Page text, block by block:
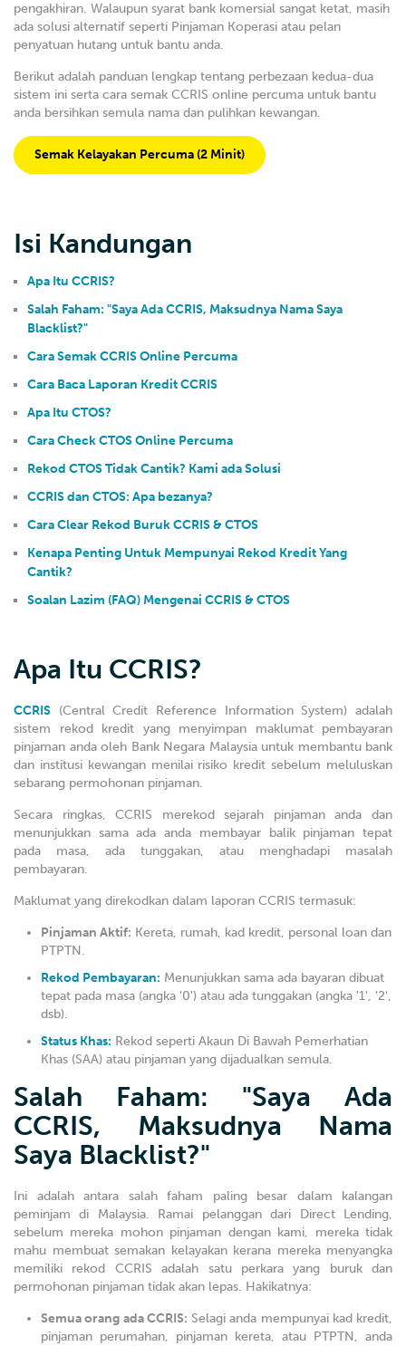
pengakhiran. Walaupun syarat bank komersial sangat ketat, masih
ada solusi alternatif seperti Pinjaman Koperasi atau pelan
penyatuan hutang untuk bantu anda.
Berikut adalah panduan lengkap tentang perbezaan kedua-dua
sistem ini serta cara semak CCRIS online percuma untuk bantu
anda bersihkan semula nama dan pulihkan kewangan.
Semak Kelayakan Percuma (2 Minit)
Isi Kandungan
Apa Itu CCRIS?
Salah Faham: "Saya Ada CCRIS, Maksudnya Nama Saya
Blacklist?"
Cara Semak CCRIS Online Percuma
Cara Baca Laporan Kredit CCRIS
Apa Itu CTOS?
Cara Check CTOS Online Percuma
Rekod CTOS Tidak Cantik? Kami ada Solusi
CCRIS dan CTOS: Apa bezanya?
Cara Clear Rekod Buruk CCRIS & CTOS
Kenapa Penting Untuk Mempunyai Rekod Kredit Yang
Cantik?
Soalan Lazim (FAQ) Mengenai CCRIS & CTOS
Apa Itu CCRIS?
CCRIS (Central Credit Reference Information System) adalah
sistem rekod kredit yang menyimpan maklumat pembayaran
pinjaman anda oleh Bank Negara Malaysia untuk membantu bank
dan institusi kewangan menilai risiko kredit sebelum meluluskan
sebarang permohonan pinjaman.
Secara ringkas, CCRIS merekod sejarah pinjaman anda dan
menunjukkan sama ada anda membayar balik pinjaman tepat
pada masa, ada tunggakan, atau menghadapi masalah
pembayaran.
Maklumat yang direkodkan dalam laporan CCRIS termasuk:
Pinjaman Aktif: Kereta, rumah, kad kredit, personal loan dan
PTPTN.
Rekod Pembayaran: Menunjukkan sama ada bayaran dibuat
tepat pada masa (angka '0') atau ada tunggakan (angka '1', '2',
dsb).
Status Khas: Rekod seperti Akaun Di Bawah Pemerhatian
Khas (SAA) atau pinjaman yang dijadualkan semula.
Salah Faham: "Saya Ada
CCRIS, Maksudnya Nama
Saya Blacklist?"
Ini adalah antara salah faham paling besar dalam kalangan
peminjam di Malaysia. Ramai pelanggan dari Direct Lending,
sebelum mereka mohon pinjaman dengan kami, mereka tidak
mahu membuat semakan kelayakan kerana mereka menyangka
memiliki rekod CCRIS adalah satu perkara yang buruk dan
permohonan pinjaman tidak akan lepas. Hakikatnya:
Semua orang ada CCRIS: Selagi anda mempunyai kad kredit,
pinjaman perumahan, pinjaman kereta, atau PTPTN, anda